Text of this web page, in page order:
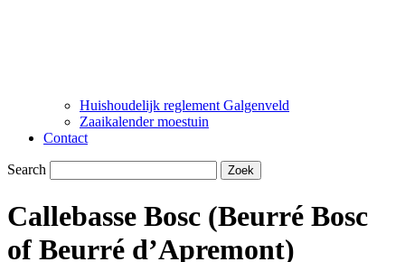
Huishoudelijk reglement Galgenveld
Zaaikalender moestuin
Contact
Search Zoek
Callebasse Bosc (Beurré Bosc
of Beurré d’Apremont)